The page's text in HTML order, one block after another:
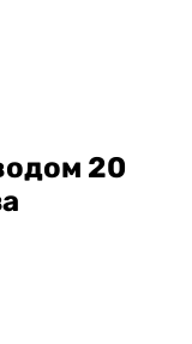
20